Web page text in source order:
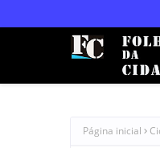
Página inicial